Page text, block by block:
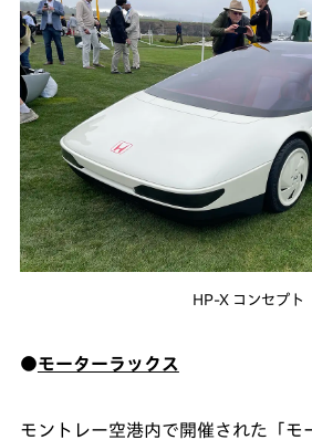
HP-X コンセプト
●モーターラックス
モントレー空港内で開催された「モ